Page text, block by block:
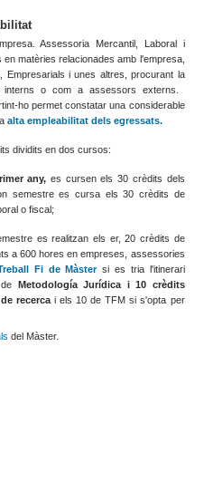
Assessoria Mercantil, Laboral i
matèries relacionades amb l'empresa,
Empresarials i unes altres, procurant la
o com a assessors externs.
ho permet constatar una considerable
alta empleabilitat dels egressats.
dividits en dos cursos:
any,es cursen els 30 crèdits dels
semestre es cursa els 30 crèdits de
o fiscal;
es realitzan els er, 20 crèdits de
a 600 hores en empreses, assessories
Fi de Màstersi es tria l'itinerari
Metodología Jurídica i 10 crèdits
recercai els 10 de TFM si s'opta per
del Màster.